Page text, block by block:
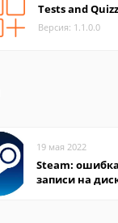
Tests and
Версия: 1.1.0.0
19 мая 2022
Steam:
записи на